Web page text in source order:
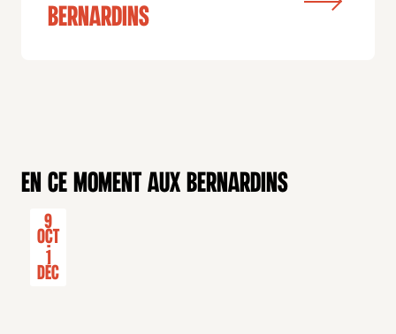
bernardins
En ce moment aux Bernardins
9
Oct
-
1
Déc